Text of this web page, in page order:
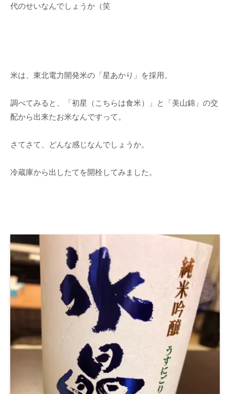
代のせいなんでしょうか（笑
米は、東北電力開発米の「星あかり」を採用。
調べてみると、「初星（こちらは食米）」と「美山錦」の交
配から出来たお米なんですって。
さてさて、どんな感じなんでしょうか。
冷蔵庫から出したてを開栓してみました。